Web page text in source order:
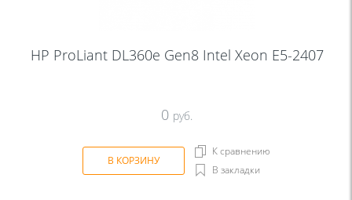
HP ProLiant DL360e Gen8 Intel Xeon E5-2407
0 руб.
В КОРЗИНУ
К сравнению
В закладки